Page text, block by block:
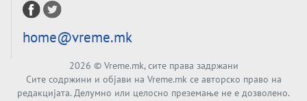
голем потрес?
Кинеска ракета испукана во Пацификот.
Што значи тоа за СТРАТЕШКИОТ ЈАЗИК
ВО СВЕТОТ?
Tема
home@vreme.mk
2026 © Vreme.mk, сите права задржани
Сите содржини и објави на Vreme.mk се авторско право на
редакцијата. Делумно или целосно преземање не е дозволено.